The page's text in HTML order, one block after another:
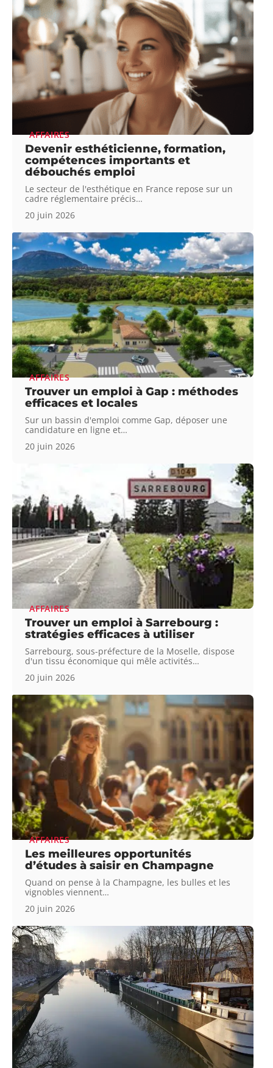
AFFAIRES
Devenir esthéticienne, formation,
compétences importants et
débouchés emploi
Le secteur de l'esthétique en France repose sur un
cadre réglementaire précis…
20 juin 2026
AFFAIRES
Trouver un emploi à Gap : méthodes
efficaces et locales
Sur un bassin d'emploi comme Gap, déposer une
candidature en ligne et…
20 juin 2026
AFFAIRES
Trouver un emploi à Sarrebourg :
stratégies efficaces à utiliser
Sarrebourg, sous-préfecture de la Moselle, dispose
d'un tissu économique qui mêle activités…
20 juin 2026
AFFAIRES
Les meilleures opportunités
d’études à saisir en Champagne
Quand on pense à la Champagne, les bulles et les
vignobles viennent…
20 juin 2026